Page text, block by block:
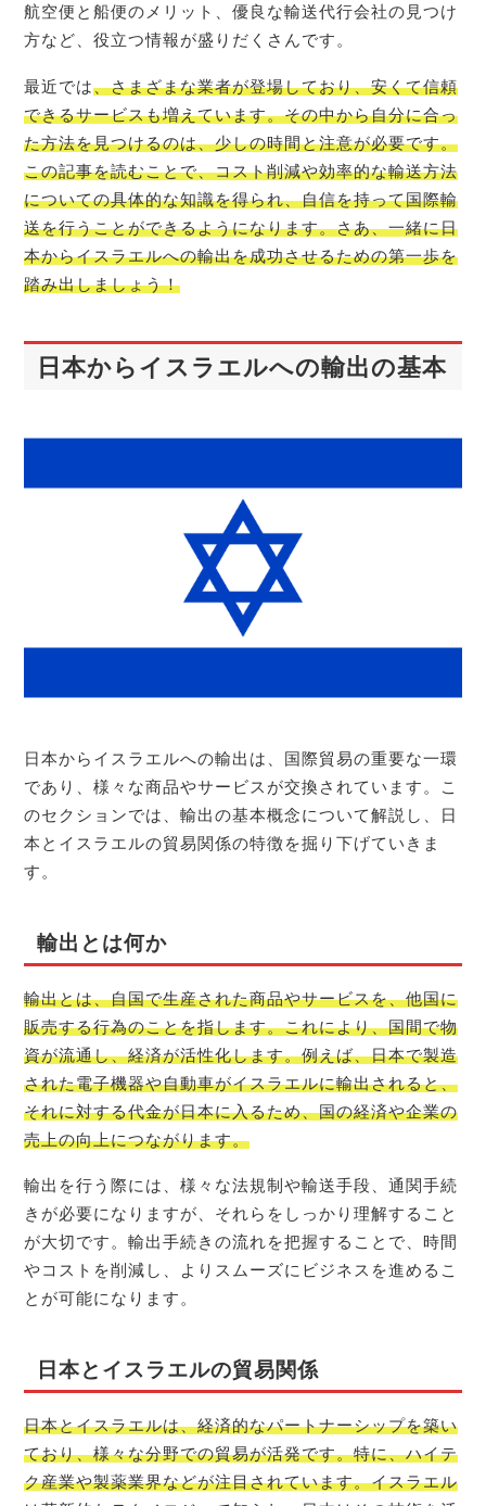
航空便と船便のメリット、優良な輸送代行会社の見つけ
方など、役立つ情報が盛りだくさんです。
最近では、さまざまな業者が登場しており、安くて信頼
できるサービスも増えています。その中から自分に合っ
た方法を見つけるのは、少しの時間と注意が必要です。
この記事を読むことで、コスト削減や効率的な輸送方法
についての具体的な知識を得られ、自信を持って国際輸
送を行うことができるようになります。さあ、一緒に日
本からイスラエルへの輸出を成功させるための第一歩を
踏み出しましょう！
日本からイスラエルへの輸出の基本
日本からイスラエルへの輸出は、国際貿易の重要な一環
であり、様々な商品やサービスが交換されています。こ
のセクションでは、輸出の基本概念について解説し、日
本とイスラエルの貿易関係の特徴を掘り下げていきま
す。
輸出とは何か
輸出とは、自国で生産された商品やサービスを、他国に
販売する行為のことを指します。これにより、国間で物
資が流通し、経済が活性化します。例えば、日本で製造
された電子機器や自動車がイスラエルに輸出されると、
それに対する代金が日本に入るため、国の経済や企業の
売上の向上につながります。
輸出を行う際には、様々な法規制や輸送手段、通関手続
きが必要になりますが、それらをしっかり理解すること
が大切です。輸出手続きの流れを把握することで、時間
やコストを削減し、よりスムーズにビジネスを進めるこ
とが可能になります。
日本とイスラエルの貿易関係
日本とイスラエルは、経済的なパートナーシップを築い
ており、様々な分野での貿易が活発です。特に、ハイテ
ク産業や製薬業界などが注目されています。イスラエル